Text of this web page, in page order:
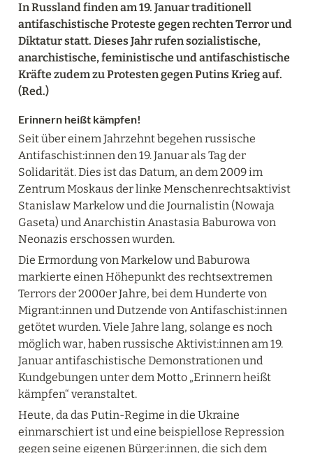
In Russland finden am 19. Januar traditionell
antifaschistische Proteste gegen rechten Terror und
Diktatur statt. Dieses Jahr rufen sozialistische,
anarchistische, feministische und antifaschistische
Kräfte zudem zu Protesten gegen Putins Krieg auf.
(Red.)
Erinnern heißt kämpfen!
Seit über einem Jahrzehnt begehen russische
Antifaschist:innen den 19. Januar als Tag der
Solidarität. Dies ist das Datum, an dem 2009 im
Zentrum Moskaus der linke Menschenrechtsaktivist
Stanislaw Markelow und die Journalistin (Nowaja
Gaseta) und Anarchistin Anastasia Baburowa von
Neonazis erschossen wurden.
Die Ermordung von Markelow und Baburowa
markierte einen Höhepunkt des rechtsextremen
Terrors der 2000er Jahre, bei dem Hunderte von
Migrant:innen und Dutzende von Antifaschist:innen
getötet wurden. Viele Jahre lang, solange es noch
möglich war, haben russische Aktivist:innen am 19.
Januar antifaschistische Demonstrationen und
Kundgebungen unter dem Motto „Erinnern heißt
kämpfen“ veranstaltet.
Heute, da das Putin-Regime in die Ukraine
einmarschiert ist und eine beispiellose Repression
gegen seine eigenen Bürger:innen, die sich dem